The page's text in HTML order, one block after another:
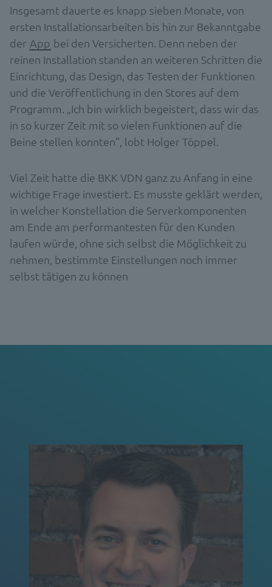
Insgesamt dauerte es knapp sieben Monate, von
ersten Installationsarbeiten bis hin zur Bekanntgabe
der App bei den Versicherten. Denn neben der
reinen Installation standen an weiteren Schritten die
Einrichtung, das Design, das Testen der Funktionen
und die Veröffentlichung in den Stores auf dem
Programm. „Ich bin wirklich begeistert, dass wir das
in so kurzer Zeit mit so vielen Funktionen auf die
Beine stellen konnten“, lobt Holger Töppel.
Viel Zeit hatte die BKK VDN ganz zu Anfang in eine
wichtige Frage investiert. Es musste geklärt werden,
in welcher Konstellation die Serverkomponenten
am Ende am performantesten für den Kunden
laufen würde, ohne sich selbst die Möglichkeit zu
nehmen, bestimmte Einstellungen noch immer
selbst tätigen zu können